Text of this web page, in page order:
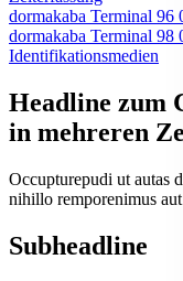
dormakaba Terminal 96
dormakaba Terminal 98
Identifikations­medien
Headline zum
in mehreren
Occupturepudi ut autas
nihillo remporenimus
Subheadline